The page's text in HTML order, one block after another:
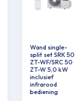
Wand single-
split set SRK 50
ZT-WF/SRC 50
ZT-W 5,0 kW
inclusief
infrarood
bediening